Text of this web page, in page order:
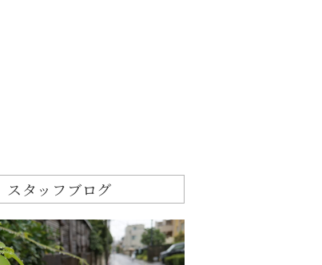
スタッフブログ